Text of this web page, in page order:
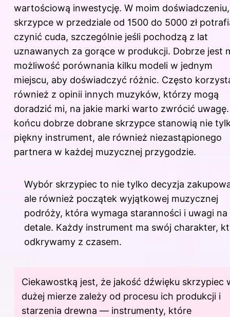
wartościową inwestycję. W moim doświadczeniu,
skrzypce w przedziale od 1500 do 5000 zł
czynić cuda, szczególnie jeśli pochodzą z lat
uznawanych za gorące w produkcji. Dobrze jest
możliwość porównania kilku modeli w jednym
miejscu, aby doświadczyć różnic. Często
również z opinii innych muzyków, którzy mogą
doradzić mi, na jakie marki warto zwrócić
końcu dobrze dobrane skrzypce stanowią nie
piękny instrument, ale również niezastąpionego
partnera w każdej muzycznej przygodzie.
Wybór skrzypiec to nie tylko decyzja
ale również początek wyjątkowej muzycznej
podróży, która wymaga staranności i uwagi na
detale. Każdy instrument ma swój charakter,
odkrywamy z czasem.
Ciekawostką jest, że jakość dźwięku skrzypiec
dużej mierze zależy od procesu ich produkcji i
starzenia drewna — instrumenty, które